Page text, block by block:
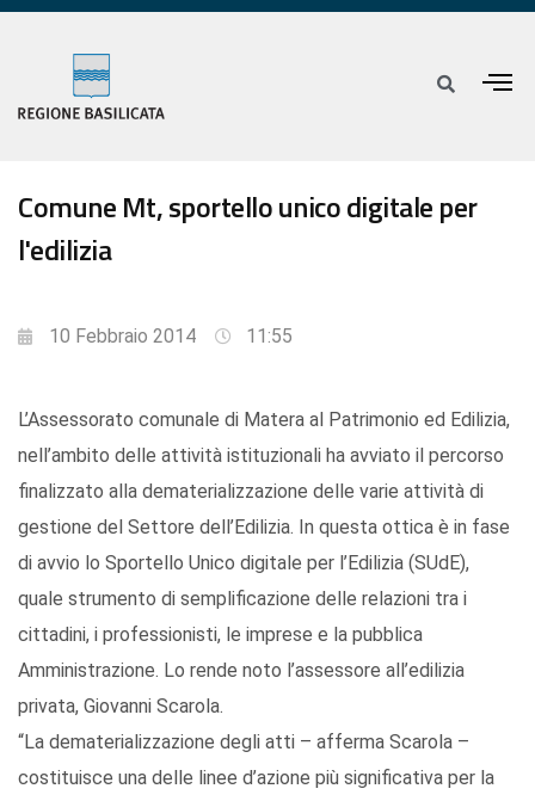
Comune Mt, sportello unico digitale per
l'edilizia
10 Febbraio 2014 11:55
L’Assessorato comunale di Matera al Patrimonio ed Edilizia,
nell’ambito delle attività istituzionali ha avviato il percorso
finalizzato alla dematerializzazione delle varie attività di
gestione del Settore dell’Edilizia. In questa ottica è in fase
di avvio lo Sportello Unico digitale per l’Edilizia (SUdE),
quale strumento di semplificazione delle relazioni tra i
cittadini, i professionisti, le imprese e la pubblica
Amministrazione. Lo rende noto l’assessore all’edilizia
privata, Giovanni Scarola.
“La dematerializzazione degli atti – afferma Scarola –
costituisce una delle linee d’azione più significativa per la